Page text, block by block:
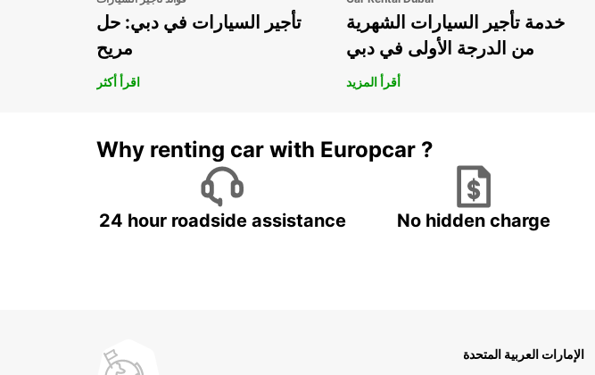
تأجير السيارات في دبي: حل
مريح
اقرأ أكثر
خدمة تأجير السيارات الشهرية
من الدرجة الأولى في دبي
أقرأ المزيد
Why renting car with Europcar ?
24 hour roadside assistance No hidden charge
الإمارات العربية المتحدة